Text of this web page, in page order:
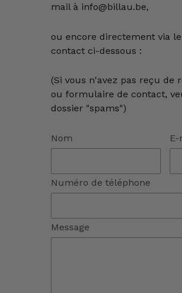
mail à info@billau.be,
ou encore directement via
contact ci-dessous :
(Si vous n'avez pas reçu de
ou formulaire de contact,
dossier "spams")
Nom
Numéro de téléphone
Message